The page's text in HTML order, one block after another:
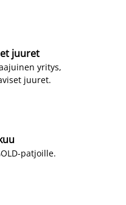
juuret
yritys,
juuret.
patjoille.